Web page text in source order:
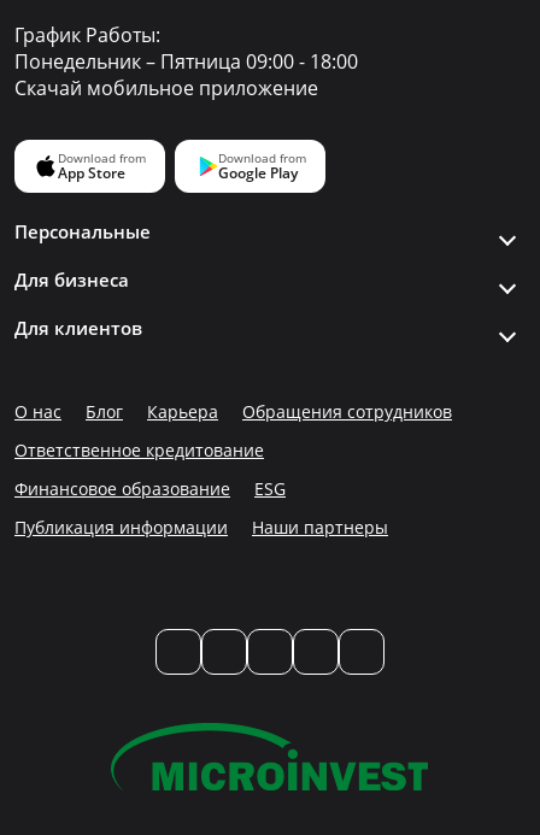
График Работы:
Понедельник – Пятница 09:00 - 18:00
Скачай мобильное приложение
Персональные
Для бизнеса
Для клиентов
О нас Блог Карьера
Обращения сотрудников
Ответственное кредитование
Финансовое образование
ESG
Публикация информации
Наши партнеры
LinkedIn
YouTube
TikTok
Instagram
Facebook